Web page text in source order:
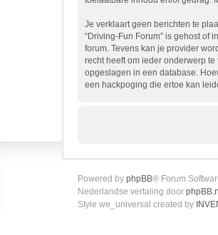
Je verklaart geen berichten te
“Driving-Fun Forum” is gehost
forum. Tevens kan je provider
recht heeft om ieder onderwerp
opgeslagen in een database.
een hackpoging die ertoe kan
Powered by phpBB® Forum
Nederlandse vertaling door phpBB.nl
Style we_universal created by